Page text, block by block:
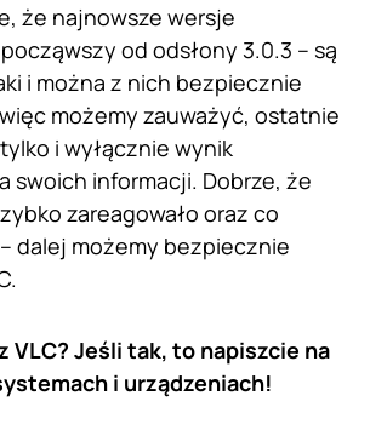
że najnowsze wersje
od odsłony 3.0.3 – są
i można z nich bezpiecznie
możemy zauważyć, ostatnie
i wyłącznie wynik
swoich informacji. Dobrze, że
zareagowało oraz co
dalej możemy bezpiecznie
VLC? Jeśli tak, to napiszcie na
i urządzeniach!